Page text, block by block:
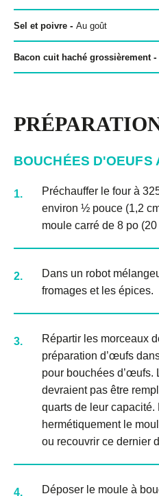
Sel et poivre - Au goût
Bacon cuit haché grossièrement -
BOUCHÉES D'OEUFS
1.
Préchauffer le four à
environ ½ pouce (1,2
moule carré de 8 po (20
2.
Dans un robot
fromages et les épices.
3.
Répartir les morceaux
préparation d’œufs
pour bouchées d’œufs.
devraient pas être
quarts de leur capacité.
hermétiquement le
ou recouvrir ce dernier
4. Déposer le moule à
Copyright © 2026 Bon pour toi.
Tous droits réservés.